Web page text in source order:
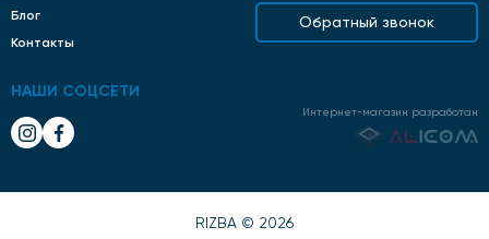
Блог
Контакты
Обратный звонок
НАШИ СОЦСЕТИ
Интернет-магазин разработан
RIZBA © 2026